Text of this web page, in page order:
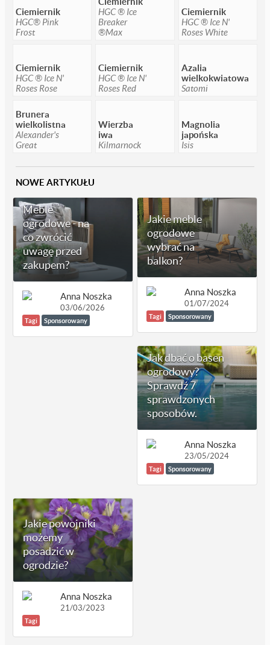
Ciemiernik
HGC® Pink
Frost
HGC ® Ice
Breaker
®Max
Ciemiernik
HGC ® Ice N'
Roses White
Ciemiernik
HGC ® Ice N'
Roses Rose
Ciemiernik
HGC ® Ice N'
Roses Red
Azalia
wielkokwiatowa
Satomi
Brunera
wielkolistna
Alexander's
Great
Wierzba
iwa
Kilmarnock
Magnolia
japońska
Isis
NOWE ARTYKUŁU
Meble
ogrodowe - na
co zwrócić
uwagę przed
zakupem?
Anna Noszka
03/06/2026
Tagi Sponsorowany
Jakie meble
ogrodowe
wybrać na
balkon?
Anna Noszka
01/07/2024
Tagi Sponsorowany
Jak dbać o basen
ogrodowy?
Sprawdź 7
sprawdzonych
sposobów.
Anna Noszka
23/05/2024
Tagi Sponsorowany
Jakie powojniki
możemy
posadzić w
ogrodzie?
Anna Noszka
21/03/2023
Tagi